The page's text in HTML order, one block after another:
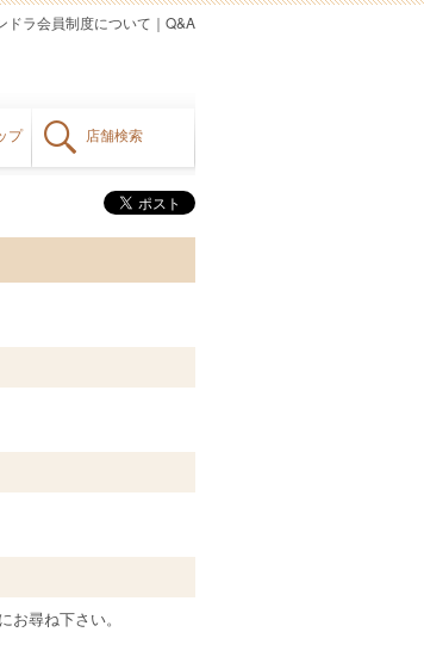
プ 店舗検索
Q&A
｜
ドラ会員制度について
尋ね下さい。